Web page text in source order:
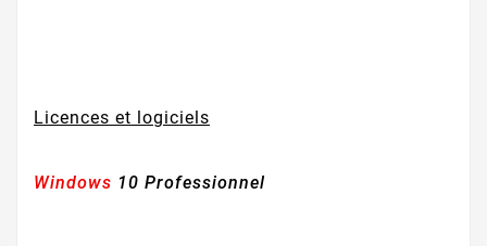
Licences et logiciels
Windows 10 Professionnel